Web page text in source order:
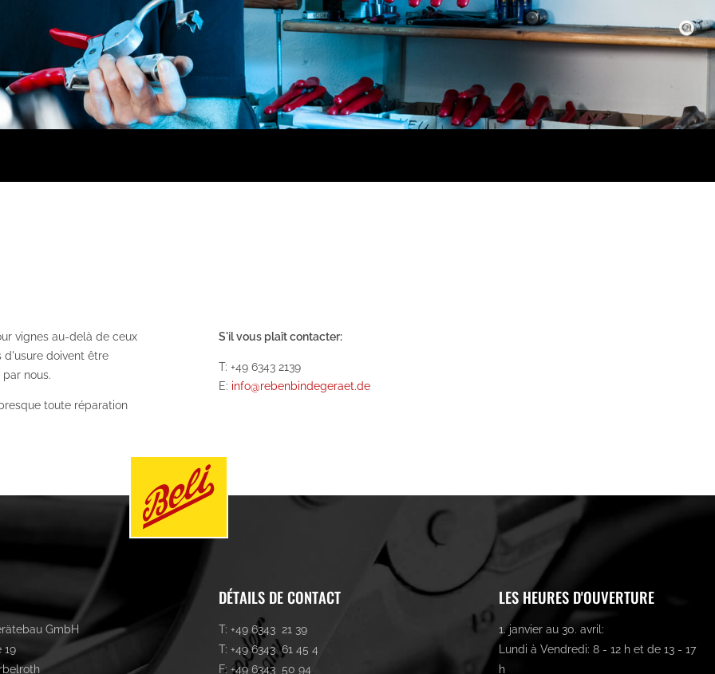
vignes au-delà de ceux
d'usure doivent être
nous.
toute réparation
S'il vous plaît contacter:
T: +49 6343 2139
E: info@rebenbindegeraet.de
GmbH
19
DÉTAILS DE CONTACT
T: +49 6343 21 39
T: +49 6343 61 45 4
F: +49 6343 50 94
LES HEURES D'OUVERTURE
1. janvier au 30. avril:
Lundi à Vendredi: 8 - 12 h et de 13 - 17
h